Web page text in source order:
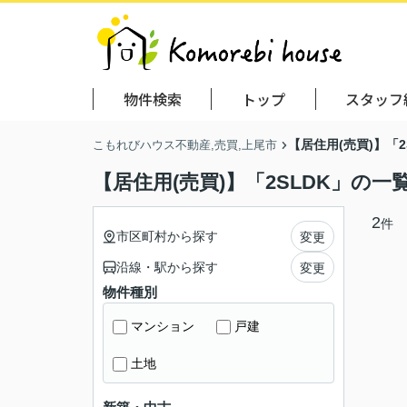
物件検索 トップ スタッ
こもれびハウス不動産,売買,上尾市 【居住用(売買)】「
【居住用(売買)】「2SLDK」の一
2件
市区町村から探す
変更
沿線・駅から探す 変更
物件種別
マンション 戸建
土地